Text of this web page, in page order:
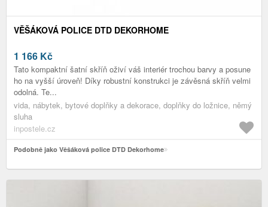
VĚŠÁKOVÁ POLICE DTD DEKORHOME
1 166 Kč
Tato kompaktní šatní skříň oživí váš interiér trochou barvy a posune
ho na vyšší úroveň! Díky robustní konstrukci je závěsná skříň velmi
odolná. Te...
vida, nábytek, bytové doplňky a dekorace, doplňky do ložnice, němý
sluha
inpostele.cz
Podobně jako Věšáková police DTD Dekorhome